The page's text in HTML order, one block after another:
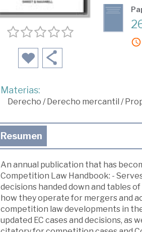
Materias:
Derecho /Derecho mercantil /
Resumen
An annual publication that has
Competition Law Handbook: -
decisions handed down and tables
how they operate for mergers and
competition law developments in
updated EC cases and decisions, as